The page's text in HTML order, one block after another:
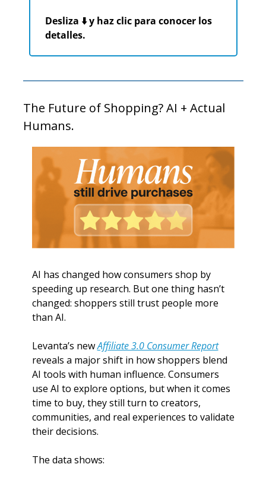
Desliza ⬇️ y haz clic para conocer los
detalles.
The Future of Shopping? AI + Actual
Humans.
AI has changed how consumers shop by
speeding up research. But one thing hasn’t
changed: shoppers still trust people more
than AI.
Levanta’s new Affiliate 3.0 Consumer Report
reveals a major shift in how shoppers blend
AI tools with human influence. Consumers
use AI to explore options, but when it comes
time to buy, they still turn to creators,
communities, and real experiences to validate
their decisions.
The data shows: